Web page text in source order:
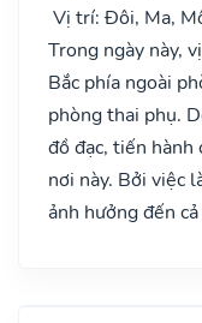
Vị trí: Đôi, Ma,
Trong ngày này,
Bắc phía ngoài
phòng thai phụ.
đồ đạc, tiến hành
nơi này. Bởi việc
ảnh hưởng đến